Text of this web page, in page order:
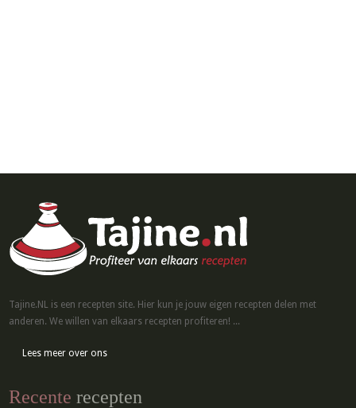
Tajine.NL is een recepten site. Hier kun je jouw eigen recepten delen met
anderen. We willen van elkaars recepten profiteren! ...
Lees meer over ons
Recente recepten